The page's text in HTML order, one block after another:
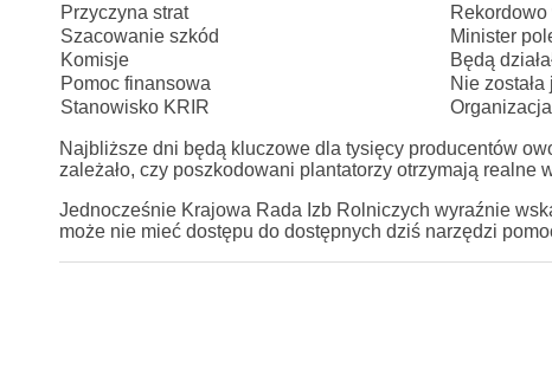
Przyczyna strat
Szacowanie szkód
Minister
Komisje
Będą
Pomoc finansowa
Nie
Stanowisko KRIR
Najbliższe dni będą kluczowe dla tysięcy producentów
zależało, czy poszkodowani plantatorzy otrzymają realne
Jednocześnie Krajowa Rada Izb Rolniczych wyraźnie
może nie mieć dostępu do dostępnych dziś narzędzi